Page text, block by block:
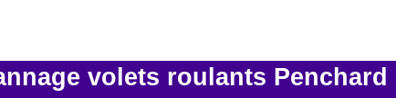
volets roulants Penchard